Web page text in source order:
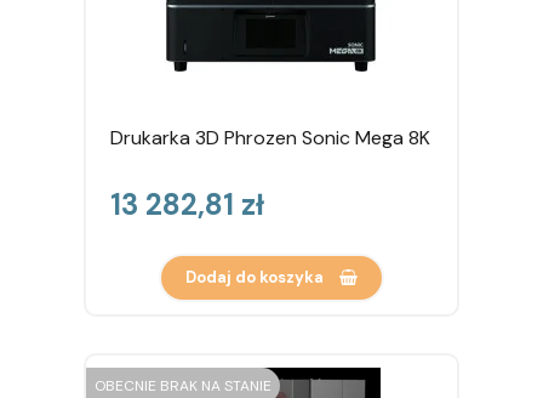
Drukarka 3D Phrozen Sonic Mega 8K
Cena
13 282,81 zł
Dodaj do koszyka
OBECNIE BRAK NA STANIE